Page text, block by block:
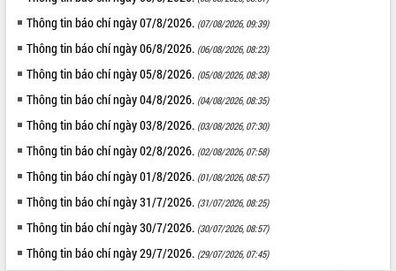
Đắk Lắk phát động hưởng ứng Ngày
Quyền của người tiêu dùng Việt Nam
2026
Đẩy mạnh cải cách hành chính, quyết
tâm đạt được mục tiêu tăng trưởng
hai con số trong năm 2026
Tổ chức trang trọng Lễ hội Đền thờ
Phó Bí thư Tỉnh ủy Đắk Lắk Đỗ Hữu
Huy giữ chức Bí thư Đảng ủy Ủy Ban
Nhân dân tỉnh
Bệnh án điện tử thúc đẩy chuyển đổi
số y tế tại Đắk Lắk
Thông tin báo chí ngày 07/8/2026. (07/08/2026, 09:39)
Thông tin báo chí ngày 06/8/2026. (06/08/2026, 08:23)
Thông tin báo chí ngày 05/8/2026. (05/08/2026, 08:38)
Thông tin báo chí ngày 04/8/2026. (04/08/2026, 08:35)
Thông tin báo chí ngày 03/8/2026. (03/08/2026, 07:30)
Thông tin báo chí ngày 02/8/2026. (02/08/2026, 07:58)
Thông tin báo chí ngày 01/8/2026. (01/08/2026, 08:57)
Thông tin báo chí ngày 31/7/2026. (31/07/2026, 08:25)
Thông tin báo chí ngày 30/7/2026. (30/07/2026, 08:57)
Thông tin báo chí ngày 29/7/2026. (29/07/2026, 07:45)